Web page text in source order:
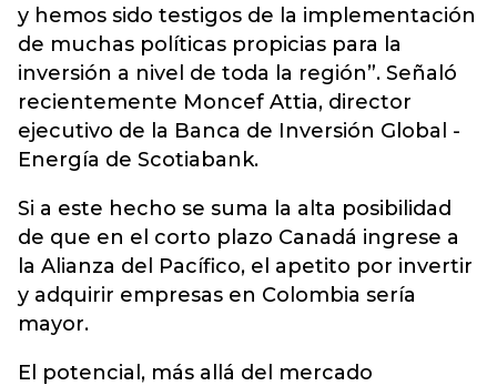
y hemos sido testigos de la implementación
de muchas políticas propicias para la
inversión a nivel de toda la región”. Señaló
recientemente Moncef Attia, director
ejecutivo de la Banca de Inversión Global -
Energía de Scotiabank.
Si a este hecho se suma la alta posibilidad
de que en el corto plazo Canadá ingrese a
la Alianza del Pacífico, el apetito por invertir
y adquirir empresas en Colombia sería
mayor.
El potencial, más allá del mercado